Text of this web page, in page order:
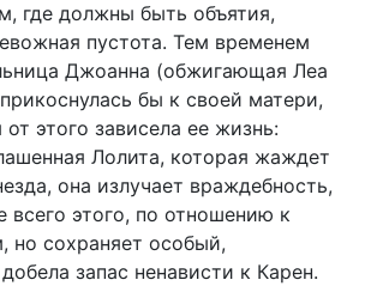
где должны быть объятия,
пустота. Тем временем
Джоанна (обжигающая Леа
бы к своей матери,
этого зависела ее жизнь:
Лолита, которая жаждет
она излучает враждебность,
всего этого, по отношению к
но сохраняет особый,
запас ненависти к Карен.